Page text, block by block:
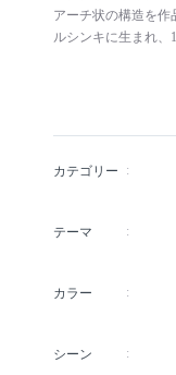
アーチ状の構造を作
ルシンキに生まれ、
のクランブルック
ズ・イームズと共に
と深い親交があり
ッパー･チェア」を
シリーズなど数々
構造を用いた流れる
カテゴリー
テーマ
カラー
シーン